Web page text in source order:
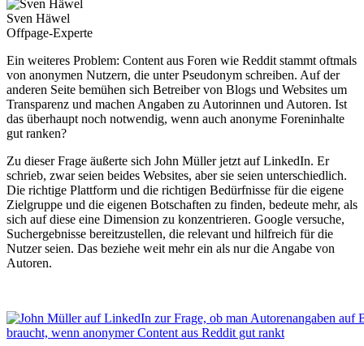
Sven Häwel
Offpage-Experte
Ein weiteres Problem: Content aus Foren wie Reddit stammt oftmals
von anonymen Nutzern, die unter Pseudonym schreiben. Auf der
anderen Seite bemühen sich Betreiber von Blogs und Websites um
Transparenz und machen Angaben zu Autorinnen und Autoren. Ist
das überhaupt noch notwendig, wenn auch anonyme Foreninhalte
gut ranken?
Zu dieser Frage äußerte sich John Müller jetzt auf LinkedIn. Er
schrieb, zwar seien beides Websites, aber sie seien unterschiedlich.
Die richtige Plattform und die richtigen Bedürfnisse für die eigene
Zielgruppe und die eigenen Botschaften zu finden, bedeute mehr, als
sich auf diese eine Dimension zu konzentrieren. Google versuche,
Suchergebnisse bereitzustellen, die relevant und hilfreich für die
Nutzer seien. Das beziehe weit mehr ein als nur die Angabe von
Autoren.